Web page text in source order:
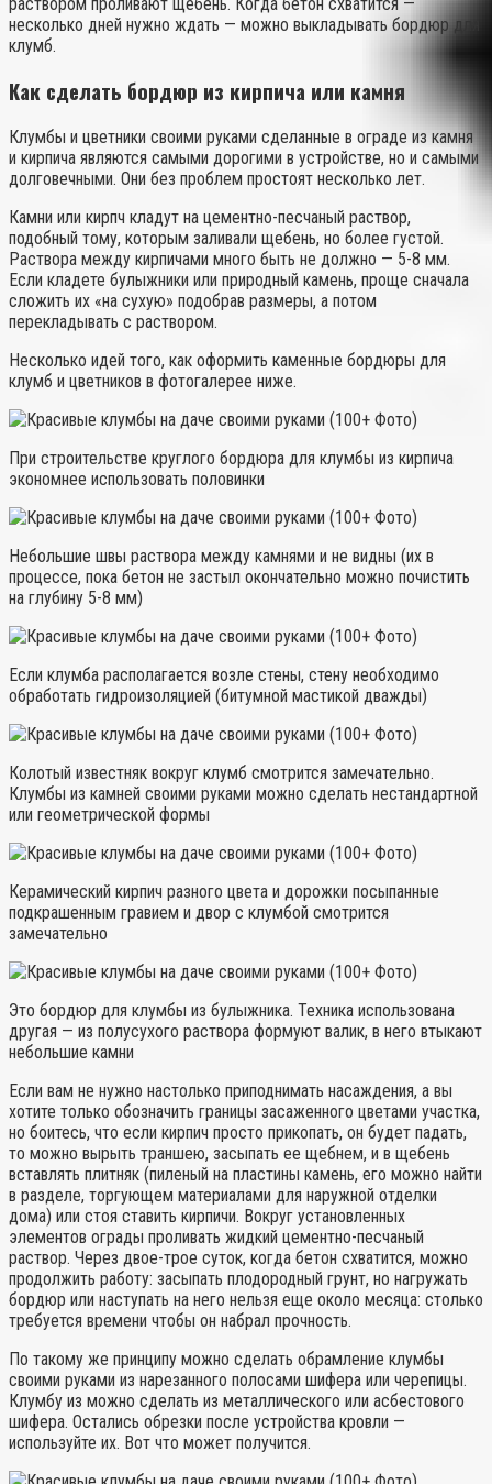
несколько дней нужно ждать — можно выкладывать бордюр для
клумб.
Как сделать бордюр из кирпича или камня
Клумбы и цветники своими руками сделанные в ограде из камня
и кирпича являются самыми дорогими в устройстве, но и самыми
долговечными. Они без проблем простоят несколько лет.
Камни или кирпч кладут на цементно-песчаный раствор,
подобный тому, которым заливали щебень, но более густой.
Раствора между кирпичами много быть не должно — 5-8 мм.
Если кладете булыжники или природный камень, проще сначала
сложить их «на сухую» подобрав размеры, а потом
перекладывать с раствором.
Несколько идей того, как оформить каменные бордюры для
клумб и цветников в фотогалерее ниже.
При строительстве круглого бордюра для клумбы из кирпича
экономнее использовать половинки
Небольшие швы раствора между камнями и не видны (их в
процессе, пока бетон не застыл окончательно можно почистить
на глубину 5-8 мм)
Если клумба располагается возле стены, стену необходимо
обработать гидроизоляцией (битумной мастикой дважды)
Колотый известняк вокруг клумб смотрится замечательно.
Клумбы из камней своими руками можно сделать нестандартной
или геометрической формы
Керамический кирпич разного цвета и дорожки посыпанные
подкрашенным гравием и двор с клумбой смотрится
замечательно
Это бордюр для клумбы из булыжника. Техника использована
другая — из полусухого раствора формуют валик, в него втыкают
небольшие камни
Если вам не нужно настолько приподнимать насаждения, а вы
хотите только обозначить границы засаженного цветами участка,
но боитесь, что если кирпич просто прикопать, он будет падать,
то можно вырыть траншею, засыпать ее щебнем, и в щебень
вставлять плитняк (пиленый на пластины камень, его можно найти
в разделе, торгующем материалами для наружной отделки
дома) или стоя ставить кирпичи. Вокруг установленных
элементов ограды проливать жидкий цементно-песчаный
раствор. Через двое-трое суток, когда бетон схватится, можно
продолжить работу: засыпать плодородный грунт, но нагружать
бордюр или наступать на него нельзя еще около месяца: столько
требуется времени чтобы он набрал прочность.
По такому же принципу можно сделать обрамление клумбы
своими руками из нарезанного полосами шифера или черепицы.
Клумбу из можно сделать из металлического или асбестового
шифера. Остались обрезки после устройства кровли —
используйте их. Вот что может получится.